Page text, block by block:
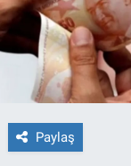
Paylaş